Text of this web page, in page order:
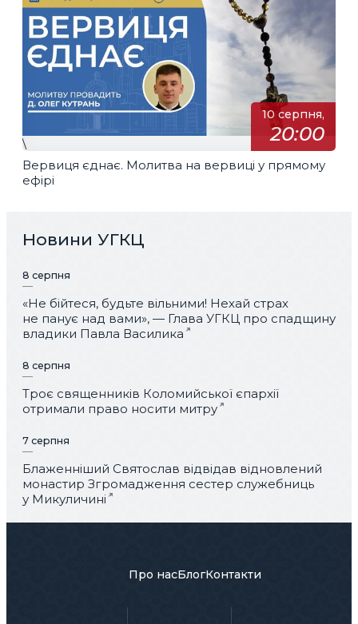
10 серпня,
20:00
\
Вервиця єднає. Молитва на вервиці у прямому
ефірі
Новини УГКЦ
8 серпня
«Не бійтеся, будьте вільними! Нехай страх
не панує над вами», — Глава УГКЦ про спадщину
владики Павла Василика
8 серпня
Троє священників Коломийської єпархії
отримали право носити митру
7 серпня
Блаженніший Святослав відвідав відновлений
монастир Згромадження сестер служебниць
у Микуличині
Про насБлогКонтакти